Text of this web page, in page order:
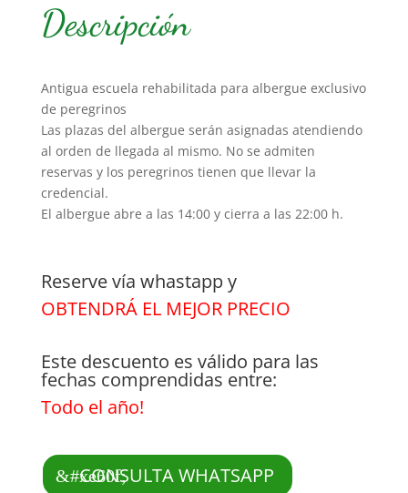
Descripción
Antigua escuela rehabilitada para albergue exclusivo
de peregrinos
Las plazas del albergue serán asignadas atendiendo
al orden de llegada al mismo. No se admiten
reservas y los peregrinos tienen que llevar la
credencial.
El albergue abre a las 14:00 y cierra a las 22:00 h.
Reserve vía whastapp y
OBTENDRÁ EL MEJOR PRECIO
Este descuento es válido para las
fechas comprendidas entre:
Todo el año!
CONSULTA WHATSAPP